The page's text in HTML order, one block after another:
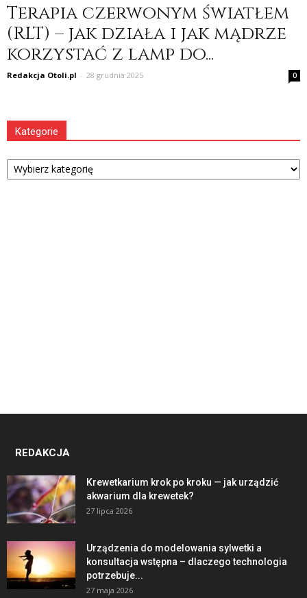
Terapia czerwonym światłem
(RLT) – jak działa i jak mądrze
korzystać z lamp do...
Redakcja Otoli.pl - 28 grudnia 2025 0
Kategorie
Kategorie
REDAKCJA
Krewetkarium krok po kroku — jak urządzić
akwarium dla krewetek?
27 lipca 2026
Urządzenia do modelowania sylwetki a
konsultacja wstępna – dlaczego technologia
potrzebuje...
27 maja 2026